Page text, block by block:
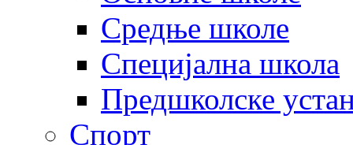
Средње школе
Специјална школа
Предшколске
Спорт